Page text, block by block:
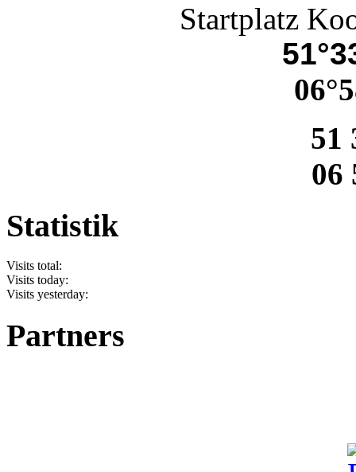
Startplatz
51
06
Statistik
Visits total:
Visits today:
Visits yesterday:
Partners